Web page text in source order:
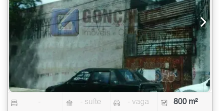
- - suíte - vaga 800 m²